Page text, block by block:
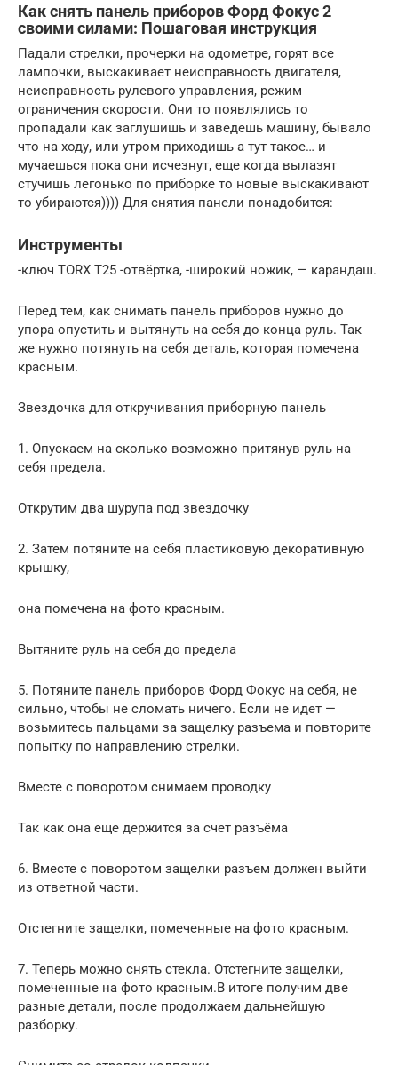
Как снять панель приборов Форд Фокус 2
своими силами: Пошаговая инструкция
Падали стрелки, прочерки на одометре, горят все
лампочки, выскакивает неисправность двигателя,
неисправность рулевого управления, режим
ограничения скорости. Они то появлялись то
пропадали как заглушишь и заведешь машину, бывало
что на ходу, или утром приходишь а тут такое… и
мучаешься пока они исчезнут, еще когда вылазят
стучишь легонько по приборке то новые выскакивают
то убираются)))) Для снятия панели понадобится:
Инструменты
-ключ TORX T25 -отвёртка, -широкий ножик, — карандаш.
Перед тем, как снимать панель приборов нужно до
упора опустить и вытянуть на себя до конца руль. Так
же нужно потянуть на себя деталь, которая помечена
красным.
Звездочка для откручивания приборную панель
1. Опускаем на сколько возможно притянув руль на
себя предела.
Открутим два шурупа под звездочку
2. Затем потяните на себя пластиковую декоративную
крышку,
она помечена на фото красным.
Вытяните руль на себя до предела
5. Потяните панель приборов Форд Фокус на себя, не
сильно, чтобы не сломать ничего. Если не идет —
возьмитесь пальцами за защелку разъема и повторите
попытку по направлению стрелки.
Вместе с поворотом снимаем проводку
Так как она еще держится за счет разъёма
6. Вместе с поворотом защелки разъем должен выйти
из ответной части.
Отстегните защелки, помеченные на фото красным.
7. Теперь можно снять стекла. Отстегните защелки,
помеченные на фото красным.В итоге получим две
разные детали, после продолжаем дальнейшую
разборку.